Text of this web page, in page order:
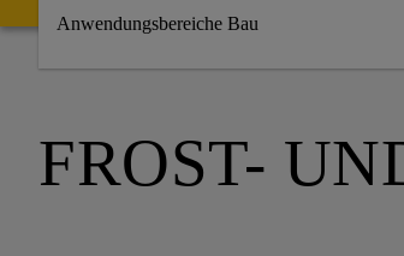
Anwendungsbereiche Bau
FROST-